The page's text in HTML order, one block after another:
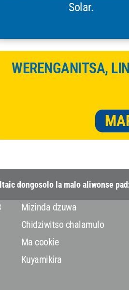
Solar.
WERENGANITSA,
dongosolo la malo aliwonse
Mizinda dzuwa
Chidziwitso chalamulo
Ma cookie
Kuyamikira